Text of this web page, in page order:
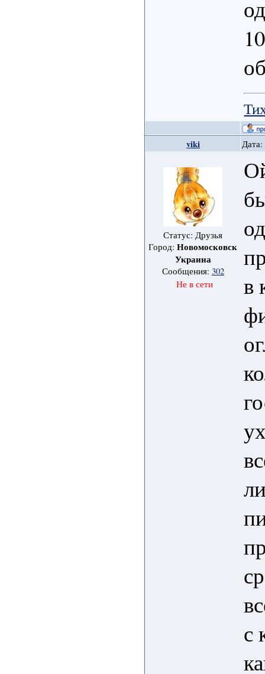
viki
Статус: Друзья
Город:Новомосковск
Украина
Сообщения: 302
Не в сети
в
с